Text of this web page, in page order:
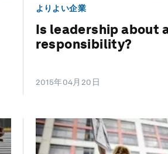
よりよい企業
Is leadership about
responsibility?
2015年04月20日